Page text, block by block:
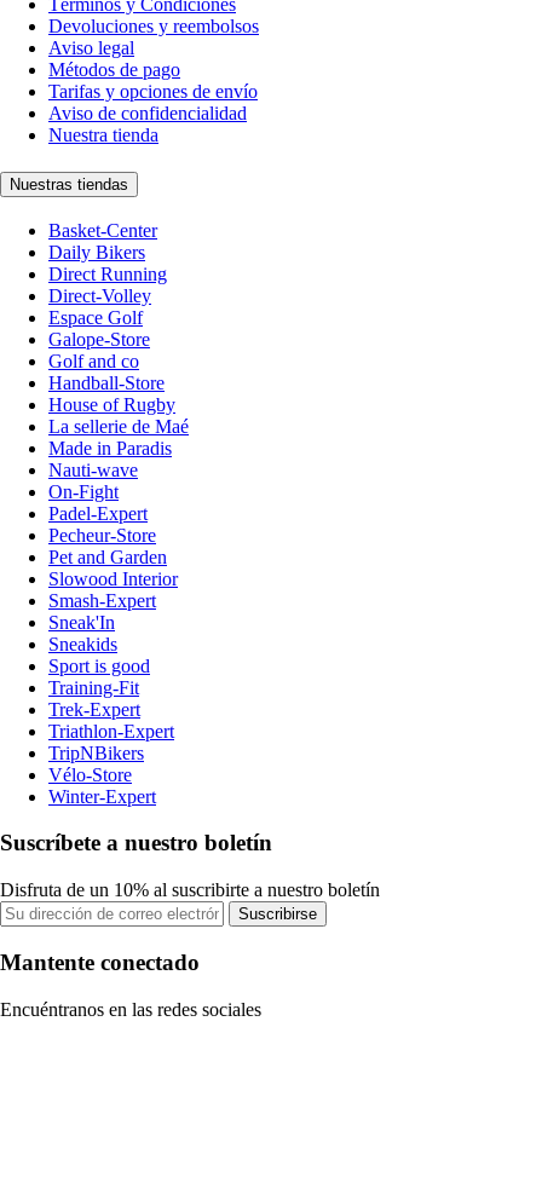
Términos y Condiciones
Devoluciones y reembolsos
Aviso legal
Métodos de pago
Tarifas y opciones de envío
Aviso de confidencialidad
Nuestra tienda
Nuestras tiendas
Basket-Center
Daily Bikers
Direct Running
Direct-Volley
Espace Golf
Galope-Store
Golf and co
Handball-Store
House of Rugby
La sellerie de Maé
Made in Paradis
Nauti-wave
On-Fight
Padel-Expert
Pecheur-Store
Pet and Garden
Slowood Interior
Smash-Expert
Sneak'In
Sneakids
Sport is good
Training-Fit
Trek-Expert
Triathlon-Expert
TripNBikers
Vélo-Store
Winter-Expert
Suscríbete a nuestro boletín
Disfruta de un 10% al suscribirte a nuestro boletín
Suscribirse
Mantente conectado
Encuéntranos en las redes sociales